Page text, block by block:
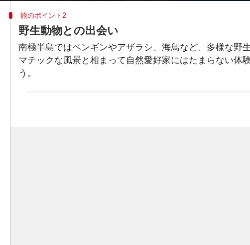
旅のポイント2
野生動物との出会い
南極半島ではペンギンやアザラシ、海鳥など、多様な野
マチックな風景と相まって自然愛好家にはたまらない体
う。